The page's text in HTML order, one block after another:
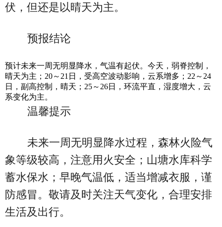
伏，但还是以晴天为主。
预报结论
预计未来一周无明显降水，气温有起伏。今天，弱脊控制，
晴天为主；20～21日，受高空波动影响，云系增多；22～24
日，副高控制，晴天；25～26日，环流平直，湿度增大，云
系变化为主。
温馨提示
未来一周无明显降水过程，森林火险气
象等级较高，注意用火安全；山塘水库科学
蓄水保水；早晚气温低，适当增减衣服，谨
防感冒。敬请及时关注天气变化，合理安排
生活及出行。